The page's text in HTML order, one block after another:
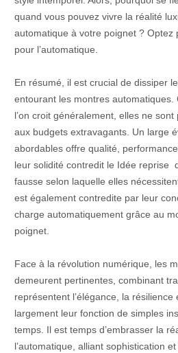
quand vous pouvez vivre la réalité
automatique à votre poignet ? Optez
pour l’automatique.
En résumé, il est crucial de dissiper
entourant les montres automatiques.
l’on croit généralement, elles ne
aux budgets extravagants. Un large
abordables offre qualité,
leur solidité contredit le Idée reprise
fausse selon laquelle elles
est également contredite par leur
charge automatiquement grâce au
poignet.
Face à la révolution numérique, les
demeurent pertinentes, combinant
représentent l’élégance, la
largement leur fonction de simples
temps. Il est temps d’embrasser la
l’automatique, alliant sophistication